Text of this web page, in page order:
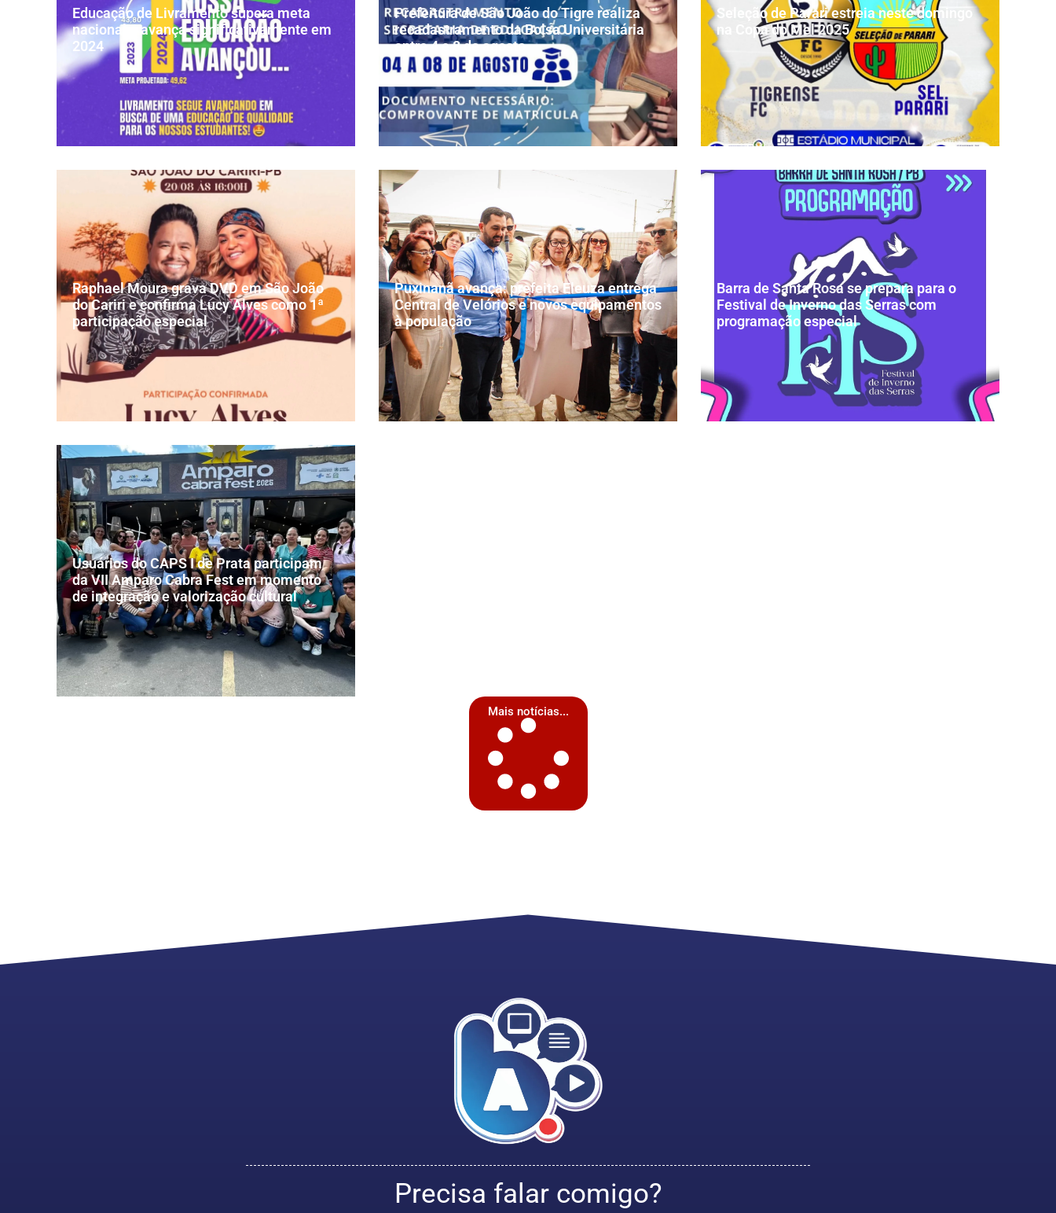
Educação de Livramento supera meta
nacional e avança significativamente em
2024
Prefeitura de São João do Tigre realiza
recadastramento da Bolsa Universitária
entre 4 e 8 de agosto
Seleção de Parari estreia neste domingo
na Copa do Mel 2025
Raphael Moura grava DVD em São João
do Cariri e confirma Lucy Alves como 1ª
participação especial
Puxinanã avança: prefeita Eleuza entrega
Central de Velórios e novos equipamentos
à população
Barra de Santa Rosa se prepara para o
Festival de Inverno das Serras com
programação especial
Usuários do CAPS I de Prata participam
da VII Amparo Cabra Fest em momento
de integração e valorização cultural
Mais notícias...
Precisa falar comigo?